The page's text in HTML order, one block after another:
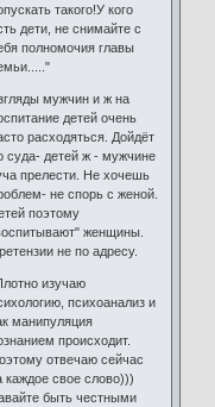
такого!У кого
дети, не снимайте с
полномочия главы
мужчин и ж на
детей очень
расходяться. Дойдёт
суда- детей ж - мужчине
прелести. Не хочешь
не спорь с женой.
поэтому
женщины.
не по адресу.
изучаю
психоанализ и
манипуляция
происходит.
отвечаю сейчас
каждое свое слово)))
быть честными